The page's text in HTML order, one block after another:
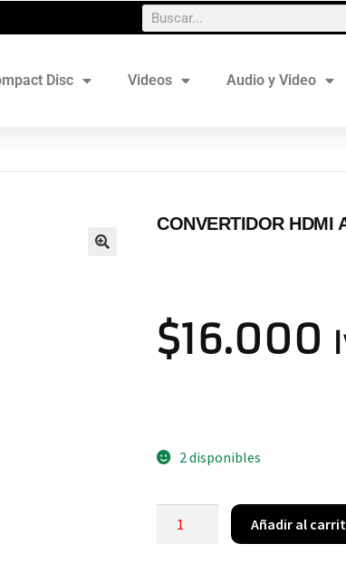
Disc Videos Audio y Video
CONVERTIDOR HDMI
$16.000
2 disponibles
Añadir al